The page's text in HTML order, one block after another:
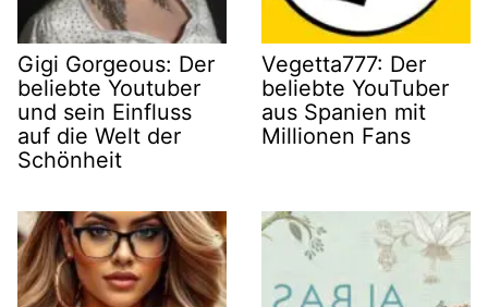
Gigi Gorgeous: Der
beliebte Youtuber
und sein Einfluss
auf die Welt der
Schönheit
Vegetta777: Der
beliebte YouTuber
aus Spanien mit
Millionen Fans